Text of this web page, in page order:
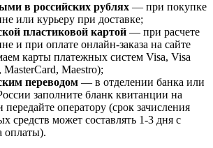
в российских рублях — при покупке
или курьеру при доставке;
пластиковой картой — при расчете
и при оплате онлайн-заказа на сайте
карты платежных систем Visa, Visa
MasterCard, Maestro);
переводом — в отделении банка или
заполните бланк квитанции на
передайте оператору (срок зачисления
средств может составлять 1-3 дня с
оплаты).